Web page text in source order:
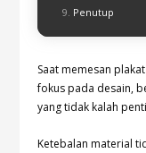
Penutup
Saat memesan
fokus pada desain,
yang tidak kalah
Ketebalan material